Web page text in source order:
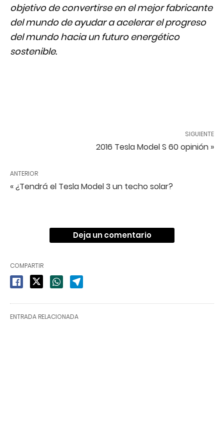
objetivo de convertirse en el mejor fabricante
del mundo de ayudar a acelerar el progreso
del mundo hacia un futuro energético
sostenible.
SIGUIENTE
2016 Tesla Model S 60 opinión »
ANTERIOR
« ¿Tendrá el Tesla Model 3 un techo solar?
Deja un comentario
COMPARTIR
ENTRADA RELACIONADA